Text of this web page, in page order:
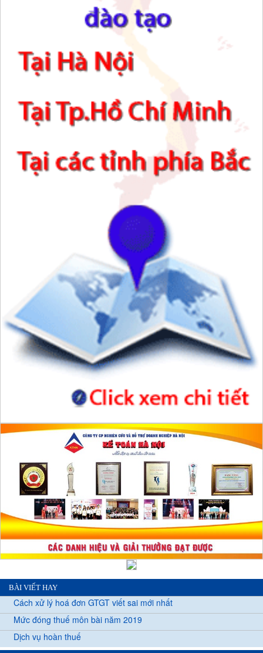
BÀI VIẾT HAY
Cách xử lý hoá đơn GTGT viết sai mới nhất
Mức đóng thuế môn bài năm 2019
Dịch vụ hoàn thuế